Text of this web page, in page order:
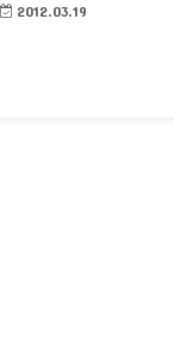
2012.03.19